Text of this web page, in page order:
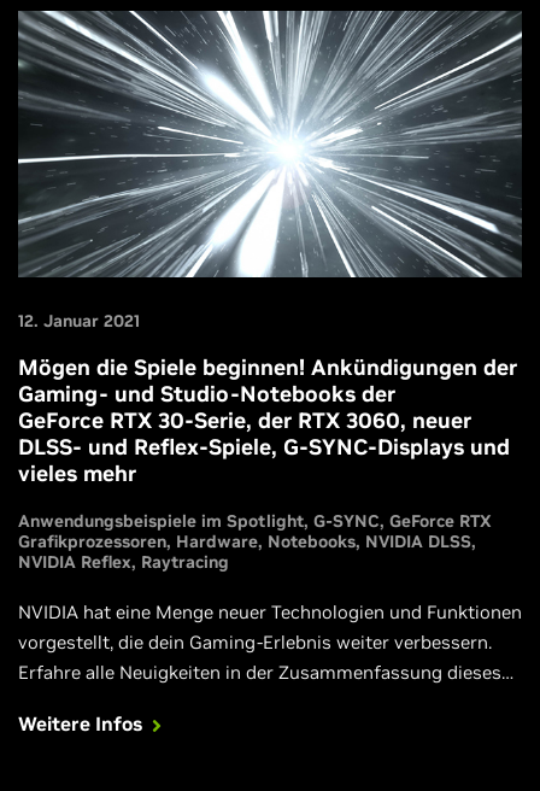
12. Januar 2021
Mögen die Spiele beginnen! Ankündigungen der
Gaming- und Studio-Notebooks der
GeForce RTX 30-Serie, der RTX 3060, neuer
DLSS- und Reflex-Spiele, G-SYNC-Displays und
vieles mehr
Anwendungsbeispiele im Spotlight G-SYNC GeForce RTX
Grafikprozessoren Hardware Notebooks NVIDIA DLSS
NVIDIA Reflex Raytracing
NVIDIA hat eine Menge neuer Technologien und Funktionen
vorgestellt, die dein Gaming-Erlebnis weiter verbessern.
Erfahre alle Neuigkeiten in der Zusammenfassung dieses
Weitere Infos